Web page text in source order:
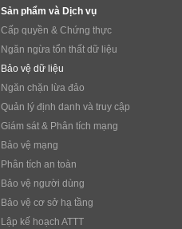
Sản phẩm và Dịch vụ
Cấp quyền & Chứng thực
Ngăn ngừa tổn thất dữ liệu
Bảo vệ dữ liệu
Ngăn chặn lừa đảo
Quản lý định danh và truy cập
Giám sát & Phân tích mạng
Bảo vệ mạng
Phân tích an toàn
Bảo vệ người dùng
Bảo vệ cơ sở hạ tầng
Lập kế hoạch ATTT